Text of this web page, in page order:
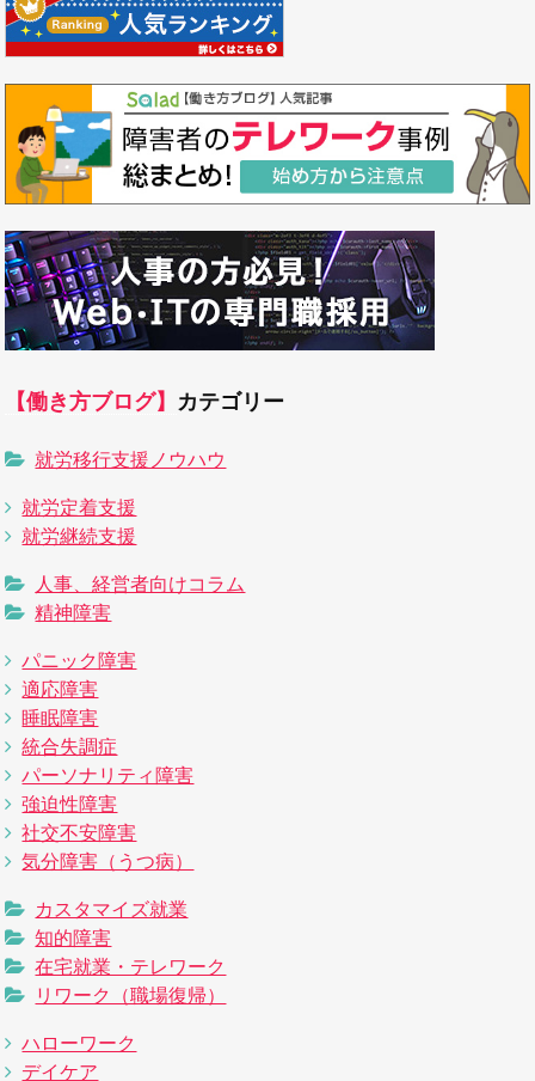
【働き方ブログ】 カテゴリー
就労移行支援ノウハウ
就労定着支援
就労継続支援
人事、経営者向けコラム
精神障害
パニック障害
適応障害
睡眠障害
統合失調症
パーソナリティ障害
強迫性障害
社交不安障害
気分障害（うつ病）
カスタマイズ就業
知的障害
在宅就業・テレワーク
リワーク（職場復帰）
ハローワーク
デイケア